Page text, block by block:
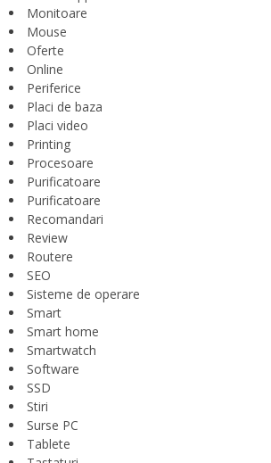
Monitoare
Mouse
Oferte
Online
Periferice
Placi de baza
Placi video
Printing
Procesoare
Purificatoare
Purificatoare
Recomandari
Review
Routere
SEO
Sisteme de operare
Smart
Smart home
Smartwatch
Software
SSD
Stiri
Surse PC
Tablete